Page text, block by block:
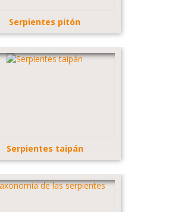
Serpientes pitón
Serpientes taipán